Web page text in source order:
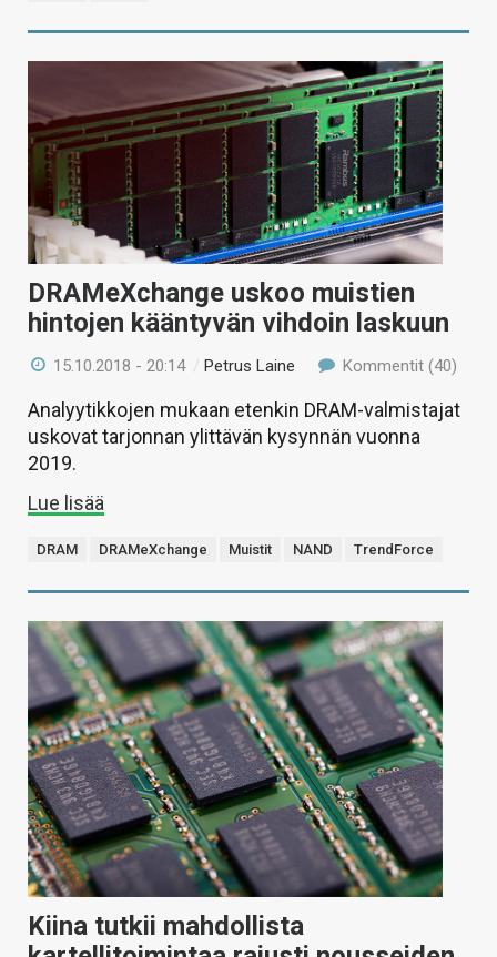
DRAMeXchange uskoo muistien
hintojen kääntyvän vihdoin laskuun
15.10.2018 - 20:14 /Petrus Laine Kommentit (40)
Analyytikkojen mukaan etenkin DRAM-valmistajat
uskovat tarjonnan ylittävän kysynnän vuonna
2019.
Lue lisää
DRAM DRAMeXchange Muistit NAND TrendForce
Kiina tutkii mahdollista